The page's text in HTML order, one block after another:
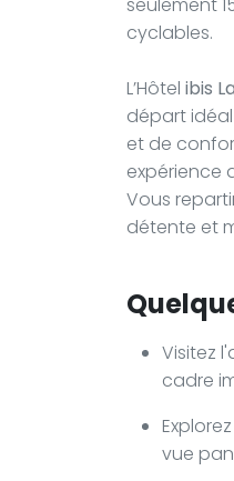
cyclables.
L’Hôtel ibis
départ
et de
expérience
Vous
détente et
Visitez
cadre
vue